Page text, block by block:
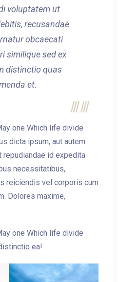
voluptatem ut
recusandae
obcaecati
similique sed ex
distinctio quas
et.
one Which life divide
dicta ipsum, aut autem
repudiandae id expedita
necessitatibus,
reiciendis vel corporis cum
Dolores maxime,
one Which life divide
ea!